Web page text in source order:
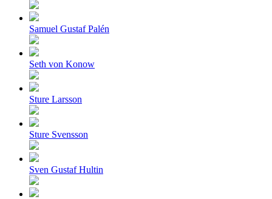
Samuel Gustaf Palén
Seth von Konow
Sture Larsson
Sture Svensson
Sven Gustaf Hultin